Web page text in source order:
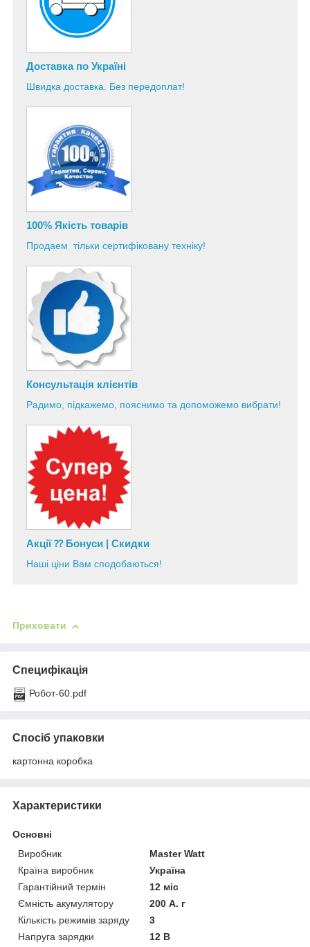
Доставка по Україні
Швидка доставка. Без передоплат!
100% Якість товарів
Продаем тільки сертифіковану техніку!
Консультація клієнтів
Радимо, підкажемо, пояснимо та допоможемо вибрати!
Акції ⁇ Бонуси | Скидки
Наші ціни Вам сподобаються!
Приховати
Специфікація
Робот-60.pdf
Спосіб упаковки
картонна коробка
Характеристики
Основні
Виробник
Master Watt
Країна виробник
Україна
Гарантійний термін
12 міс
Ємність акумулятору
200 А. г
Кількість режимів заряду
3
Напруга зарядки
12 В